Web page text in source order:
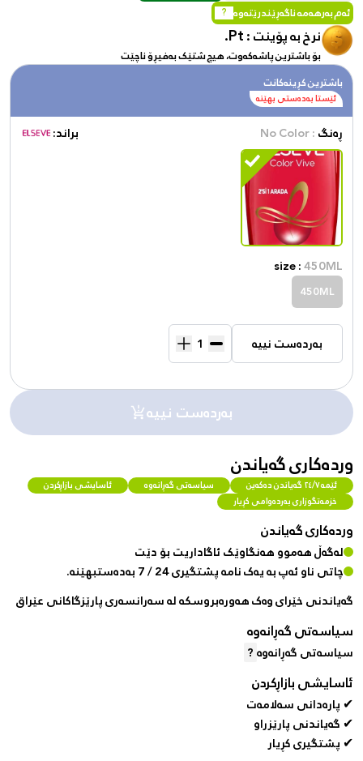
ئەم بەرهەمە ناگەڕێندرێتەوە ?
نرخ بە پۆینت :Pt.
بۆ باشترین پاشەکەوت، هیچ شتێک بەفیڕۆ ناچێت
باشترین کڕینەکانت
ئێستا بەدەستی بهێنە
ڕەنگ: No Color براند:
size :450ML
450ML
بەردەست نییە
بەردەست نییە
وردەکاری گەیاندن
ئێمە ٢٤/٧ گەیاندن دەکەین سیاسەتی گەڕانەوە
ئاسایشی بازاڕکردن
خزمەتگوزاری بەردەوامی کڕیار
وردەکاری گەیاندن
لەگەڵ هەموو هەنگاوێک ئاگاداریت بۆ دێت
چاتی ناو ئەپ بە یەک نامە پشتگیری 24 / 7 بەدەستبهێنە.
گەیاندنی خێرای وەک هەورەبروسکە لە سەرانسەری پارێزگاکانی عێراق
سیاسەتی گەڕانەوە
سیاسەتی گەڕانەوە?
ئاسایشی بازاڕکردن
✔ پارەدانی سەلامەت
✔ گەیاندنی پارێزراو
✔ پشتگیری کڕیار